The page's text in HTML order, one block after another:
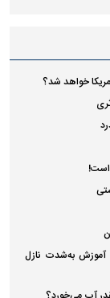
خواهد شد؟
است!
آموزش به‌شدت نازل